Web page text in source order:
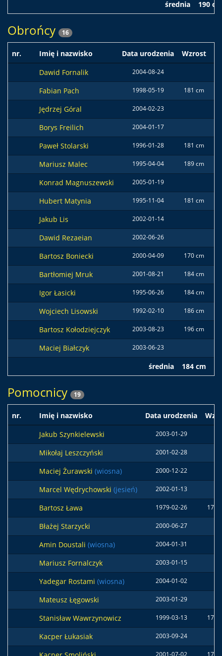
średnia 190 cm
Obrońcy 16
nr. Imię i nazwisko Data urodzenia Wzrost
Dawid Fornalik
2004-08-24
Fabian Pach 1998-05-19 181 cm
Jędrzej Góral 2004-02-23
Borys Freilich 2004-01-17
Paweł Stolarski 1996-01-28 181 cm
Mariusz Malec 1995-04-04 189 cm
Konrad Magnuszewski 2005-01-19
Hubert Matynia 1995-11-04 181 cm
Jakub Lis 2002-01-14
Dawid Rezaeian 2002-06-26
Bartosz Boniecki 2000-04-09 170 cm
Bartłomiej Mruk 2001-08-21 184 cm
Igor Łasicki 1995-06-26 184 cm
Wojciech Lisowski 1992-02-10 186 cm
Bartosz Kołodziejczyk 2003-08-23 196 cm
Maciej Białczyk 2003-06-23
średnia 184 cm
Pomocnicy 19
nr. Imię i nazwisko Data urodzenia
Jakub Szynkielewski
2003-01-29
Mikołaj Leszczyński 2001-02-28
Maciej Żurawski (wiosna) 2000-12-22
Marcel Wędrychowski (jesień) 2002-01-13
Bartosz Ława 1979-02-26 176
Błażej Starzycki 2000-06-27
Amin Doustali (wiosna) 2004-01-31
Mariusz Fornalczyk 2003-01-15
Yadegar Rostami (wiosna) 2004-01-02
Mateusz Łęgowski 2003-01-29
Stanisław Wawrzynowicz 1999-03-13 177
Kacper Łukasiak 2003-09-24
2001-07-02 174